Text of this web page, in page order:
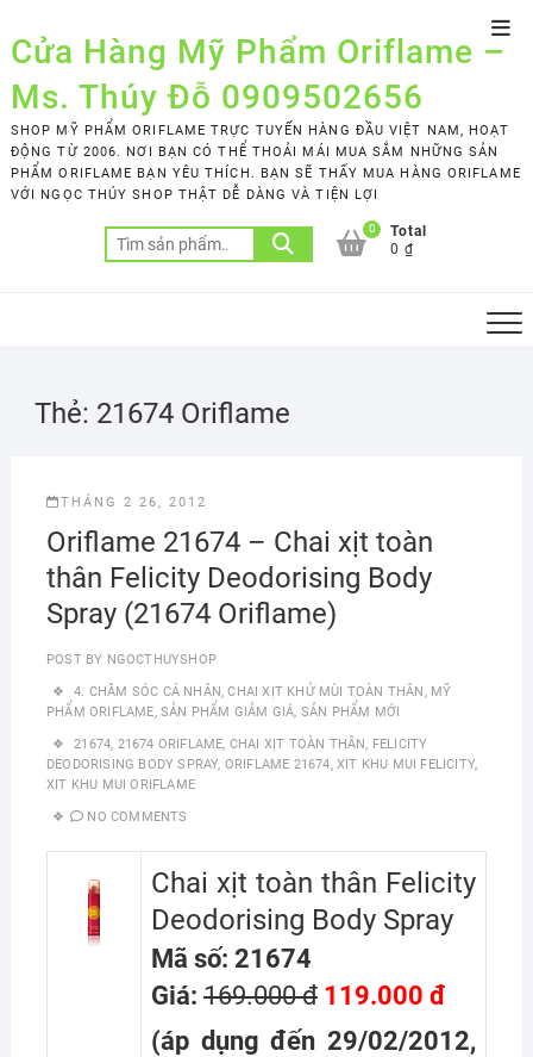
to
content
Cửa Hàng Mỹ Phẩm Oriflame –
Ms. Thúy Đỗ 0909502656
SHOP MỸ PHẨM ORIFLAME TRỰC TUYẾN HÀNG ĐẦU VIỆT NAM, HOẠT
ĐỘNG TỪ 2006. NƠI BẠN CÓ THỂ THOẢI MÁI MUA SẮM NHỮNG SẢN
PHẨM ORIFLAME BẠN YÊU THÍCH. BẠN SẼ THẤY MUA HÀNG ORIFLAME
VỚI NGỌC THÚY SHOP THẬT DỄ DÀNG VÀ TIỆN LỢI
Tìm
kiếm:
0
Total
0 ₫
Thẻ: 21674 Oriflame
THÁNG 2 26, 2012
Oriflame 21674 – Chai xịt toàn
thân Felicity Deodorising Body
Spray (21674 Oriflame)
POST BY NGOCTHUYSHOP
4. CHĂM SÓC CÁ NHÂN,CHAI XỊT KHỬ MÙI TOÀN THÂN, MỸ
PHẨM ORIFLAME, SẢN PHẨM GIẢM GIÁ, SẢN PHẨM MỚI
21674, 21674 ORIFLAME, CHAI XỊT TOÀN THÂN, FELICITY
DEODORISING BODY SPRAY, ORIFLAME 21674, XIT KHU MUI FELICITY,
XIT KHU MUI ORIFLAME
NO COMMENTS
Chai xịt toàn thân Felicity
Deodorising Body Spray
Mã số: 21674
Giá: 169.000 đ119.000 đ
(áp dụng đến 29/02/2012,